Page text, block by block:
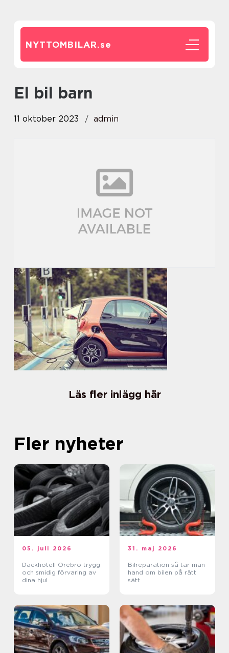
NYTTOMBILAR.se
el bil barn
11 oktober 2023 admin
Läs fler inlägg här
Fler nyheter
05. juli 2026
Däckhotell Örebro trygg
och smidig förvaring av
dina hjul
31. maj 2026
Bilreparation så tar man
hand om bilen på rätt
sätt